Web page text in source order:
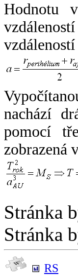
Hodnotu
nachází
pomocí
zobrazená
Stránka
Stránka
RS